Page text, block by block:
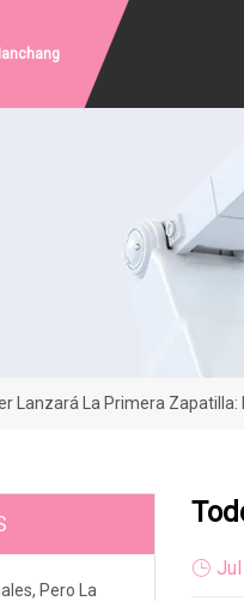
Lanzará La Primera Zapatilla:
Pero La